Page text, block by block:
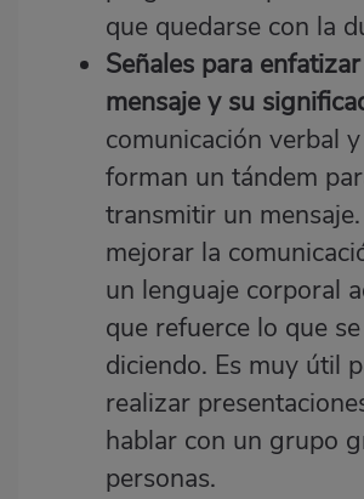
que quedarse con la
Señales para
mensaje y su
comunicación verbal
forman un tándem
transmitir un
mejorar la
un lenguaje corporal
que refuerce lo que
diciendo. Es muy útil
realizar
hablar con un grupo
personas.